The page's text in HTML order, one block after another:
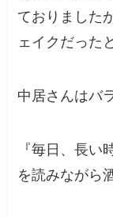
ておりました
ェイクだった
中居さんはバ
『毎日、長
を読みながら